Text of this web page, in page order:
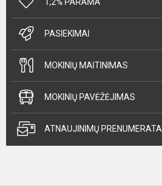
PASIEKIMAI
MOKINIŲ MAITINIMAS
MOKINIŲ PAVĖŽĖJIMAS
ATNAUJINIMŲ PRENUMERATA